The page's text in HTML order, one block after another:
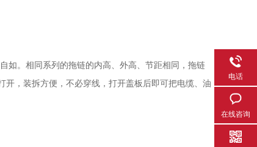
。相同系列的拖链的内高、外高、节距相同，拖链
，装拆方便，不必穿线，打开盖板后即可把电缆、油
电话
在线咨询